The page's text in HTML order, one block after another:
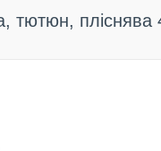
тютюн, пліснява